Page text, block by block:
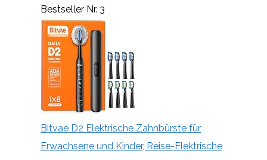
Bestseller Nr. 3
Bitvae D2 Elektrische Zahnbürste für
Erwachsene und Kinder, Reise-Elektrische